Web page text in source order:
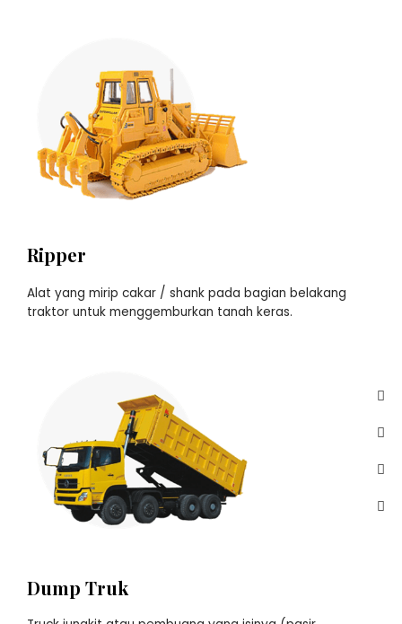
Ripper
Alat yang mirip cakar / shank pada bagian belakang
traktor untuk menggemburkan tanah keras.
Dump Truk